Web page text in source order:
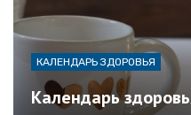
КАЛЕНДАРЬ ЗДОРОВЬЯ
Календарь